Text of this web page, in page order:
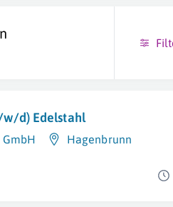
w/d) Edelstahl
Hagenbrunn